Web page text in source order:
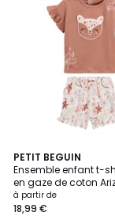
PETIT BEGUIN
Ensemble enfant t-
en gaze de coton
à partir de
18,99 €